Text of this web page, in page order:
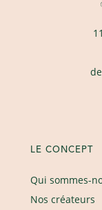
LE CONCEPT
Qui sommes-
Nos créateurs